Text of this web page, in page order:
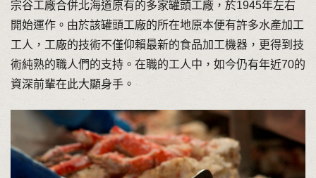
宗谷工廠合併北海道原有的多家罐頭工廠，於1945年左右
開始運作。由於該罐頭工廠的所在地原本便有許多水產加工
工人，工廠的技術不僅仰賴最新的食品加工機器，更得到技
術純熟的職人們的支持。在職的工人中，如今仍有年近70的
資深前輩在此大顯身手。